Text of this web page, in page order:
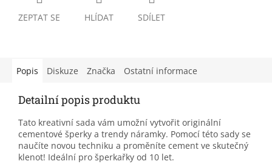
ZEPTAT SE HLÍDAT SDÍLET
Popis Diskuze Značka Ostatní informace
Detailní popis produktu
Tato kreativní sada vám umožní vytvořit originální
cementové šperky a trendy náramky. Pomocí této sady se
naučíte novou techniku a proměníte cement ve skutečný
klenot! Ideální pro šperkařky od 10 let.